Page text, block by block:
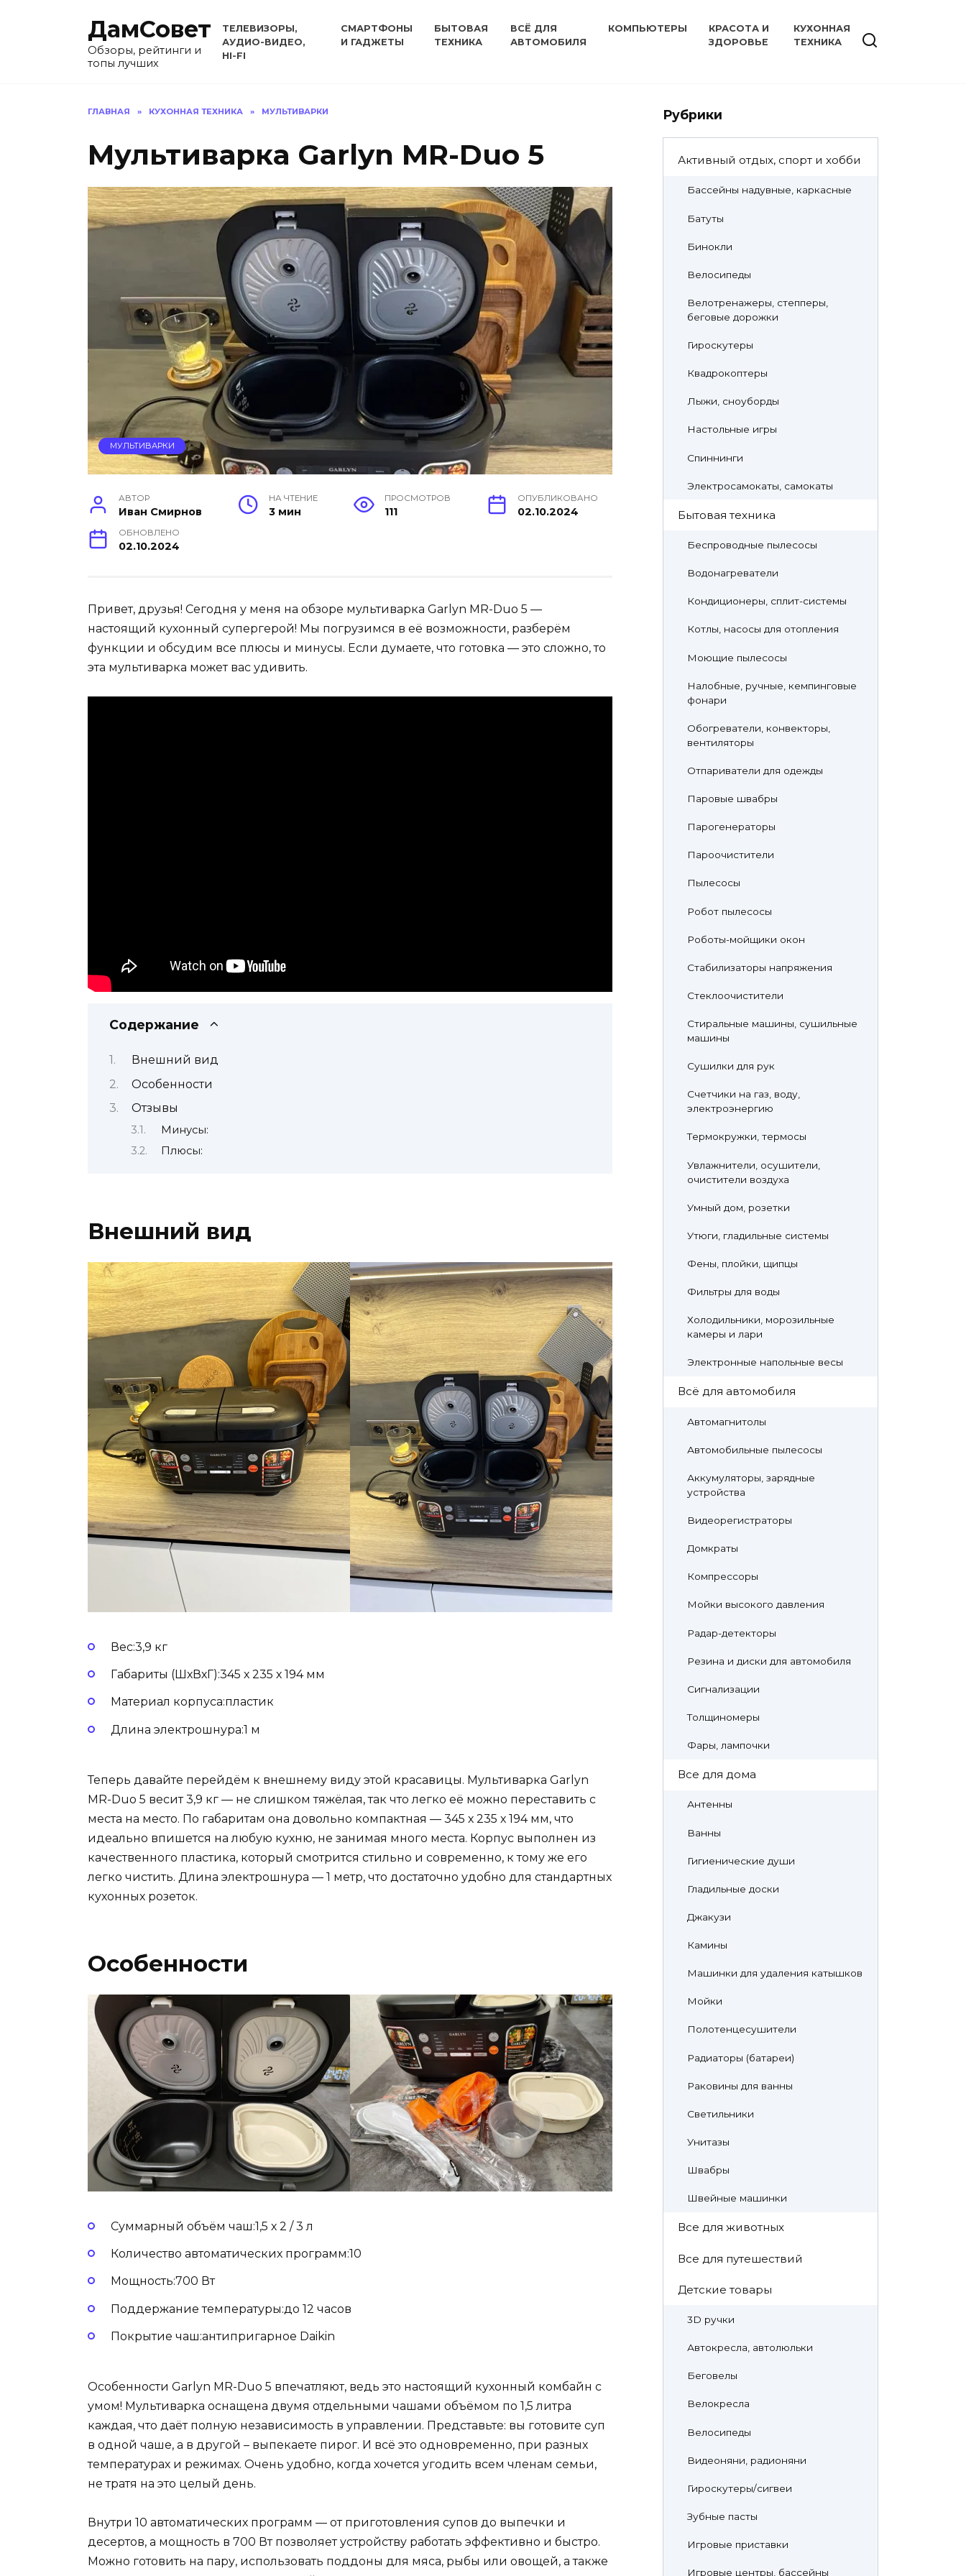
ДамСовет
Обзоры, рейтинги и
топы лучших
ТЕЛЕВИЗОРЫ,
АУДИО-ВИДЕО,
HI-FI
СМАРТФОНЫ
И ГАДЖЕТЫ
БЫТОВАЯ
ТЕХНИКА
ВСЁ ДЛЯ
АВТОМОБИЛЯ
КОМПЬЮТЕРЫ
КРАСОТА И
ЗДОРОВЬЕ
КУХОННАЯ
ТЕХНИКА
ГЛАВНАЯ » КУХОННАЯ ТЕХНИКА » МУЛЬТИВАРКИ
Мультиварка Garlyn MR-Duo 5
МУЛЬТИВАРКИ
АВТОР
Иван Смирнов
НА ЧТЕНИЕ
3 мин
ПРОСМОТРОВ
111
ОПУБЛИКОВАНО
02.10.2024
ОБНОВЛЕНО
02.10.2024
Привет, друзья! Сегодня у меня на обзоре мультиварка Garlyn MR-Duo 5 —
настоящий кухонный супергерой! Мы погрузимся в её возможности, разберём
функции и обсудим все плюсы и минусы. Если думаете, что готовка — это сложно, то
эта мультиварка может вас удивить.
Содержание
Внешний вид
Особенности
Отзывы
Минусы:
Плюсы:
Внешний вид
Вес:3,9 кг
Габариты (ШхВхГ):345 х 235 х 194 мм
Материал корпуса:пластик
Длина электрошнура:1 м
Теперь давайте перейдём к внешнему виду этой красавицы. Мультиварка Garlyn
MR-Duo 5 весит 3,9 кг — не слишком тяжёлая, так что легко её можно переставить с
места на место. По габаритам она довольно компактная — 345 х 235 х 194 мм, что
идеально впишется на любую кухню, не занимая много места. Корпус выполнен из
качественного пластика, который смотрится стильно и современно, к тому же его
легко чистить. Длина электрошнура — 1 метр, что достаточно удобно для стандартных
кухонных розеток.
Особенности
Суммарный объём чаш:1,5 х 2 / 3 л
Количество автоматических программ:10
Мощность:700 Вт
Поддержание температуры:до 12 часов
Покрытие чаш:антипригарное Daikin
Особенности Garlyn MR-Duo 5 впечатляют, ведь это настоящий кухонный комбайн с
умом! Мультиварка оснащена двумя отдельными чашами объёмом по 1,5 литра
каждая, что даёт полную независимость в управлении. Представьте: вы готовите суп
в одной чаше, а в другой – выпекаете пирог. И всё это одновременно, при разных
температурах и режимах. Очень удобно, когда хочется угодить всем членам семьи,
не тратя на это целый день.
Внутри 10 автоматических программ — от приготовления супов до выпечки и
десертов, а мощность в 700 Вт позволяет устройству работать эффективно и быстро.
Можно готовить на пару, использовать поддоны для мяса, рыбы или овощей, а также
Рубрики
Активный отдых, спорт и хобби
Бассейны надувные, каркасные
Батуты
Бинокли
Велосипеды
Велотренажеры, степперы,
беговые дорожки
Гироскутеры
Квадрокоптеры
Лыжи, сноуборды
Настольные игры
Спиннинги
Электросамокаты, самокаты
Бытовая техника
Беспроводные пылесосы
Водонагреватели
Кондиционеры, сплит-системы
Котлы, насосы для отопления
Моющие пылесосы
Налобные, ручные, кемпинговые
фонари
Обогреватели, конвекторы,
вентиляторы
Отпариватели для одежды
Паровые швабры
Парогенераторы
Пароочистители
Пылесосы
Робот пылесосы
Роботы-мойщики окон
Стабилизаторы напряжения
Стеклоочистители
Стиральные машины, сушильные
машины
Сушилки для рук
Счетчики на газ, воду,
электроэнергию
Термокружки, термосы
Увлажнители, осушители,
очистители воздуха
Умный дом, розетки
Утюги, гладильные системы
Фены, плойки, щипцы
Фильтры для воды
Холодильники, морозильные
камеры и лари
Электронные напольные весы
Всё для автомобиля
Автомагнитолы
Автомобильные пылесосы
Аккумуляторы, зарядные
устройства
Видеорегистраторы
Домкраты
Компрессоры
Мойки высокого давления
Радар-детекторы
Резина и диски для автомобиля
Сигнализации
Толщиномеры
Фары, лампочки
Все для дома
Антенны
Ванны
Гигиенические души
Гладильные доски
Джакузи
Камины
Машинки для удаления катышков
Мойки
Полотенцесушители
Радиаторы (батареи)
Раковины для ванны
Светильники
Унитазы
Швабры
Швейные машинки
Все для животных
Все для путешествий
Детские товары
3D ручки
Автокресла, автолюльки
Беговелы
Велокресла
Велосипеды
Видеоняни, радионяни
Гироскутеры/сигвеи
Зубные пасты
Игровые приставки
Игровые центры, бассейны